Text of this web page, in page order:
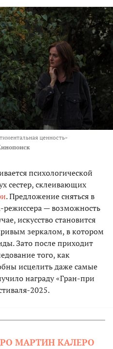
ценность»
психологической
сестер, склеивающих
. Предложение сняться в
— возможность
искусство становится
зеркалом, в котором
Зато после приходит
того, как
исцелить даже самые
награду «Гран-при
2025.
МАРТИН КАЛЕРО